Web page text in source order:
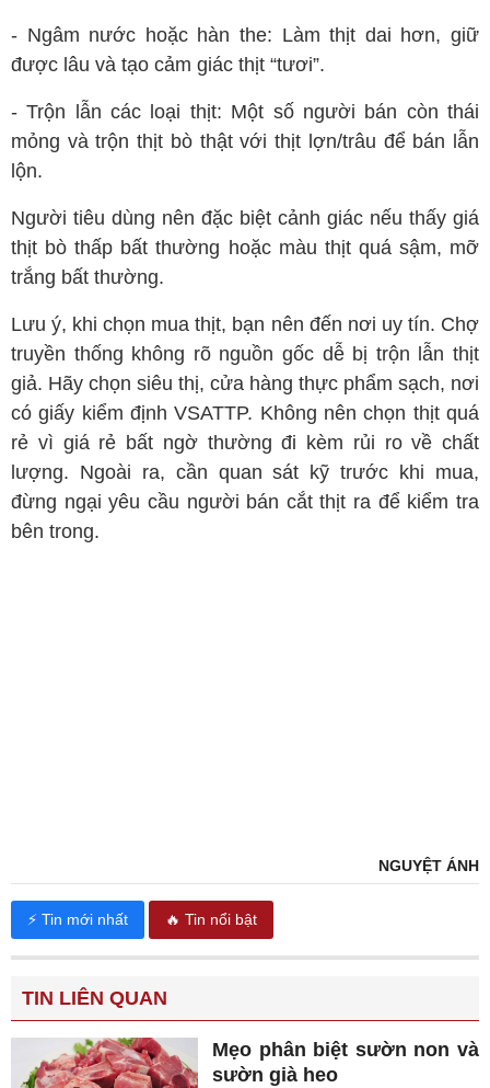
- Ngâm nước hoặc hàn the: Làm thịt dai hơn, giữ
được lâu và tạo cảm giác thịt “tươi”.
- Trộn lẫn các loại thịt: Một số người bán còn thái
mỏng và trộn thịt bò thật với thịt lợn/trâu để bán lẫn
lộn.
Người tiêu dùng nên đặc biệt cảnh giác nếu thấy giá
thịt bò thấp bất thường hoặc màu thịt quá sậm, mỡ
trắng bất thường.
Lưu ý, khi chọn mua thịt, bạn nên đến nơi uy tín. Chợ
truyền thống không rõ nguồn gốc dễ bị trộn lẫn thịt
giả. Hãy chọn siêu thị, cửa hàng thực phẩm sạch, nơi
có giấy kiểm định VSATTP. Không nên chọn thịt quá
rẻ vì giá rẻ bất ngờ thường đi kèm rủi ro về chất
lượng. Ngoài ra, cần quan sát kỹ trước khi mua,
đừng ngại yêu cầu người bán cắt thịt ra để kiểm tra
bên trong.
NGUYỆT ÁNH
⚡ Tin mới nhất 🔥 Tin nổi bật
TIN LIÊN QUAN
Mẹo phân biệt sườn non và
sườn già heo